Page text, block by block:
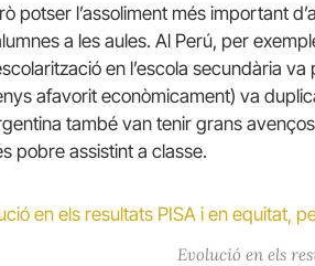
potser l’assoliment més important
a les aules. Al Perú, per
en l’escola secundària
afavorit econòmicament) va
també van tenir grans
pobre assistint a classe.
Evolució en els